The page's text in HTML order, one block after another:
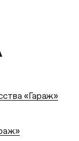
«Гараж»